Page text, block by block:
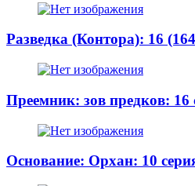
Разведка (Контора): 16
Преемник: зов предков: 16
Основание: Орхан: 10